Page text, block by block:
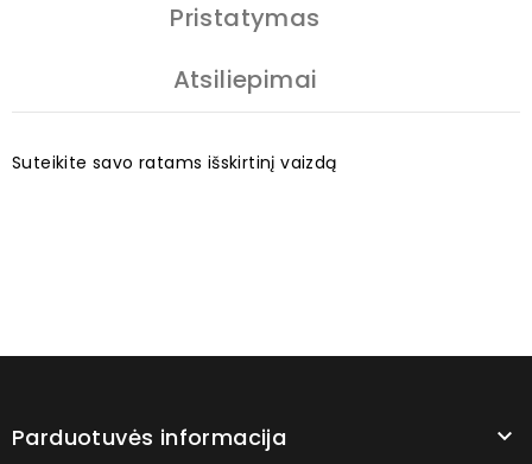
Pristatymas
Atsiliepimai
Suteikite savo ratams išskirtinį vaizdą
Parduotuvės informacija 